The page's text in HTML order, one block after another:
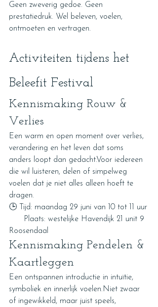
Geen zweverig gedoe. Geen
prestatiedruk. Wel beleven, voelen,
ontmoeten en vertragen.
Activiteiten tijdens het
Beleefit Festival
Kennismaking Rouw &
Verlies
Een warm en open moment over verlies,
verandering en het leven dat soms
anders loopt dan gedacht.Voor iedereen
die wil luisteren, delen of simpelweg
voelen dat je niet alles alleen hoeft te
dragen.
🕒 Tijd: maandag 29 juni van 10 tot 11 uur
Roosendaal
Kennismaking Pendelen &
Kaartleggen
Een ontspannen introductie in intuïtie,
symboliek en innerlijk voelen.Niet zwaar
of ingewikkeld, maar juist speels,